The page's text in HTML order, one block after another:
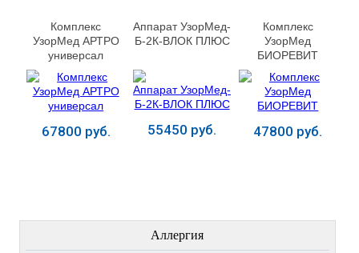
Комплекс
УзорМед АРТРО
универсал
67800 руб.
Аппарат УзорМед-
Б-2К-ВЛОК ПЛЮС
55450 руб.
Комплекс
УзорМед
БИОРЕВИТ
47800 руб.
Аллергия